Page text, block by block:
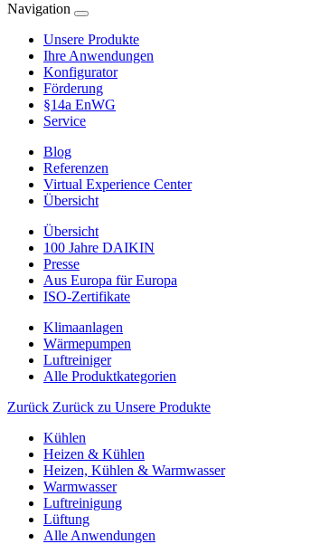
Navigation
Unsere Produkte
Ihre Anwendungen
Konfigurator
Förderung
§14a EnWG
Service
Blog
Referenzen
Virtual Experience Center
Übersicht
Übersicht
100 Jahre DAIKIN
Presse
Aus Europa für Europa
ISO-Zertifikate
Klimaanlagen
Wärmepumpen
Luftreiniger
Alle Produktkategorien
Zurück Zurück zu Unsere Produkte
Kühlen
Heizen & Kühlen
Heizen, Kühlen & Warmwasser
Warmwasser
Luftreinigung
Lüftung
Alle Anwendungen